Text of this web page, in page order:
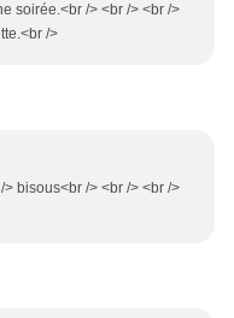
soirée.<br /> <br /> <br />
/>
bisous<br /> <br /> <br />